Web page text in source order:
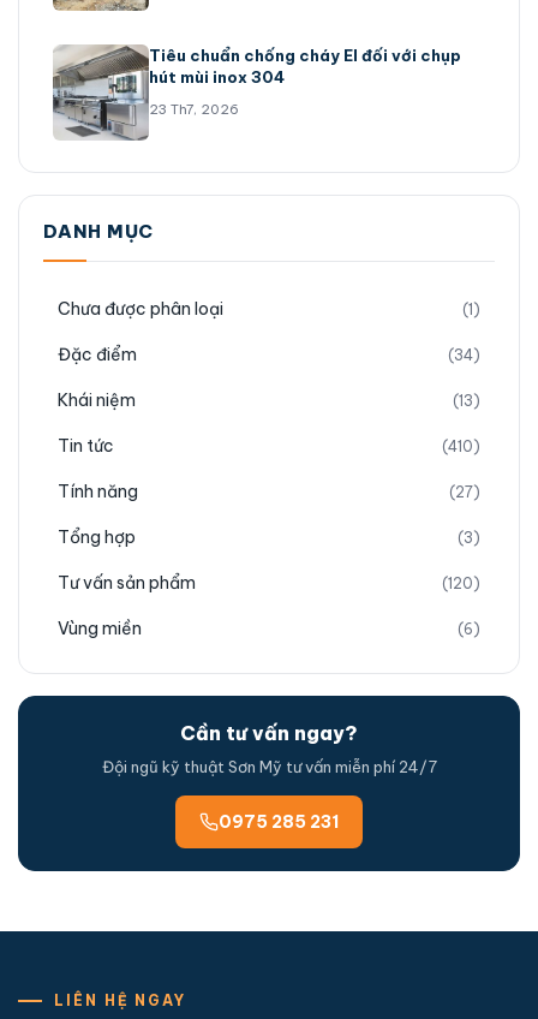
Tiêu chuẩn chống cháy EI đối với chụp
hút mùi inox 304
23 Th7, 2026
DANH MỤC
Chưa được phân loại (1)
Đặc điểm (34)
Khái niệm (13)
Tin tức (410)
Tính năng (27)
Tổng hợp (3)
Tư vấn sản phẩm (120)
Vùng miền (6)
Cần tư vấn ngay?
Đội ngũ kỹ thuật Sơn Mỹ tư vấn miễn phí 24/7
0975 285 231
LIÊN HỆ NGAY